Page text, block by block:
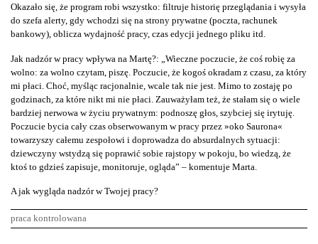
Okazało się, że program robi wszystko: filtruje historię przeglądania i wysyła
do szefa alerty, gdy wchodzi się na strony prywatne (poczta, rachunek
bankowy), oblicza wydajność pracy, czas edycji jednego pliku itd.
Jak nadzór w pracy wpływa na Martę?: „Wieczne poczucie, że coś robię za
wolno: za wolno czytam, piszę. Poczucie, że kogoś okradam z czasu, za który
mi płaci. Choć, myśląc racjonalnie, wcale tak nie jest. Mimo to zostaję po
godzinach, za które nikt mi nie płaci. Zauważyłam też, że stałam się o wiele
bardziej nerwowa w życiu prywatnym: podnoszę głos, szybciej się irytuję.
Poczucie bycia cały czas obserwowanym w pracy przez »oko Saurona«
towarzyszy całemu zespołowi i doprowadza do absurdalnych sytuacji:
dziewczyny wstydzą się poprawić sobie rajstopy w pokoju, bo wiedzą, że
ktoś to gdzieś zapisuje, monitoruje, ogląda” – komentuje Marta.
A jak wygląda nadzór w Twojej pracy?
praca kontrolowana